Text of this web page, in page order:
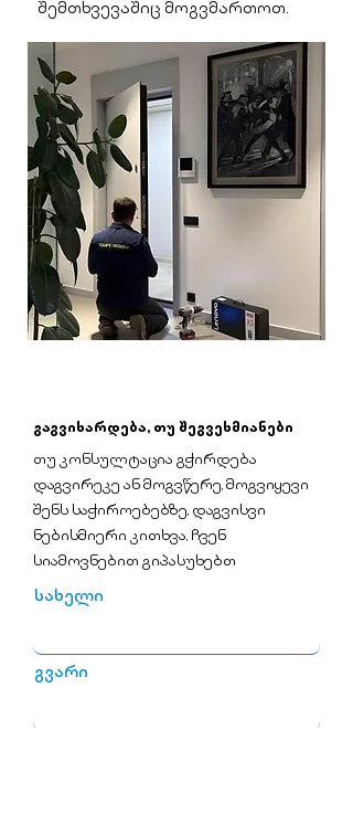
შემთხვევაშიც მოგვმართოთ.
გაგვიხარდება, თუ შეგვეხმიანები
თუ კონსულტაცია გჭირდება
დაგვირეკე ან მოგვწერე, მოგვიყევი
შენს საჭიროებებზე, დაგვისვი
ნებისმიერი კითხვა, ჩვენ
სიამოვნებით გიპასუხებთ
სახელი
გვარი